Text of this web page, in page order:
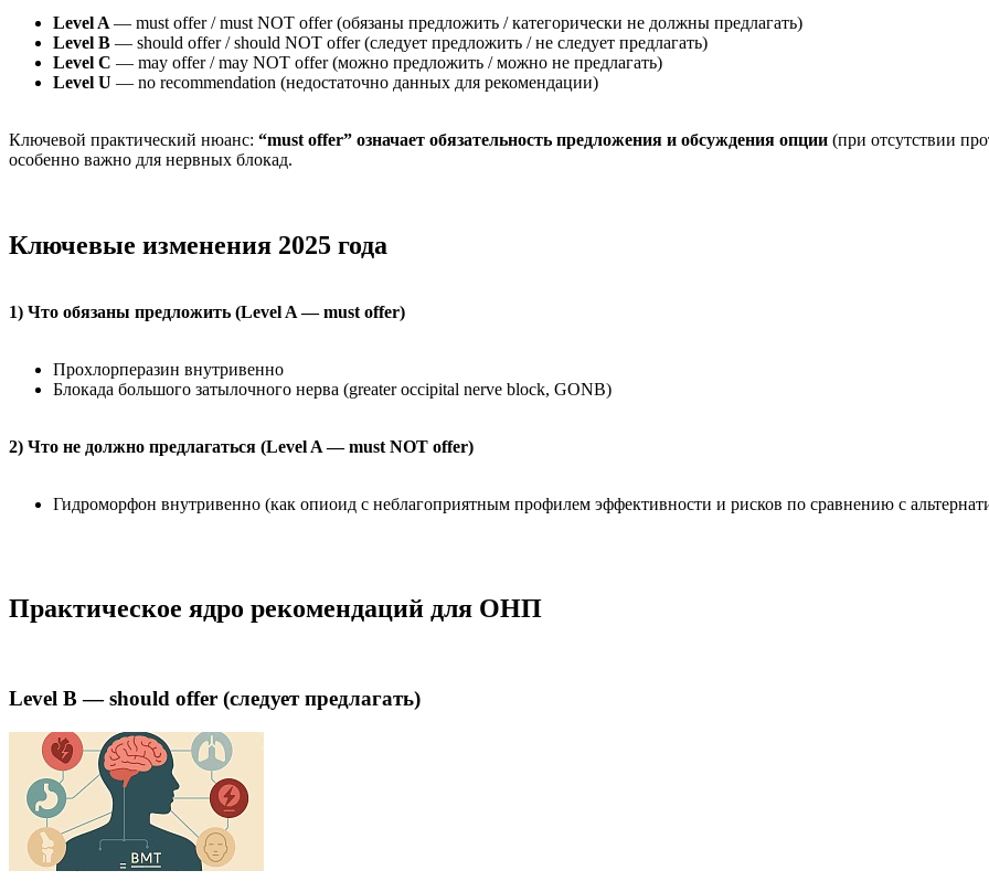
Level A — must offer / must NOT offer (обязаны предложить / категорически не должны предлагать)
Level B — should offer / should NOT offer (следует предложить / не следует предлагать)
Level C — may offer / may NOT offer (можно предложить / можно не предлагать)
Level U — no recommendation (недостаточно данных для рекомендации)
Ключевой практический нюанс: “must offer” означает обязательность предложения и обсуждения опции (при отсутствии
особенно важно для нервных блокад.
Ключевые изменения 2025 года
1) Что обязаны предложить (Level A — must offer)
Прохлорперазин внутривенно
Блокада большого затылочного нерва (greater occipital nerve block, GONB)
2) Что не должно предлагаться (Level A — must NOT offer)
Гидроморфон внутривенно (как опиоид с неблагоприятным профилем эффективности и рисков по сравнению с
Практическое ядро рекомендаций для ОНП
Level B — should offer (следует предлагать)